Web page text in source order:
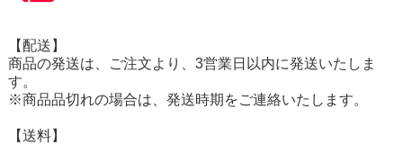
【配送】
商品の発送は、ご注文より、3営業日以内に発送いたしま
す。
※商品品切れの場合は、発送時期をご連絡いたします。
【送料】